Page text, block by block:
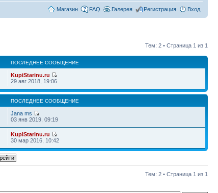
Магазин FAQ Галерея Регистрация Вход
Тем: 2 • Страница 1 из 1
ПОСЛЕДНЕЕ СООБЩЕНИЕ
KupiStarinu.ru
29 авг 2018, 19:06
ПОСЛЕДНЕЕ СООБЩЕНИЕ
Jana ms
03 янв 2019, 09:19
KupiStarinu.ru
30 мар 2016, 10:42
Тем: 2 • Страница 1 из 1